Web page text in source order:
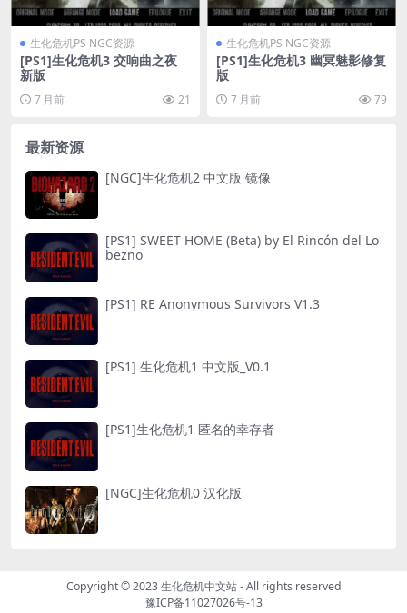
生化危机PS NGC资源
[PS1]生化危机3 交响曲之夜
新版
7 月前 21
生化危机PS NGC资源
[PS1]生化危机3 幽冥魅影修复
版
7 月前 79
最新资源
[NGC]生化危机2 中文版 镜像
[PS1] SWEET HOME (Beta) by El Rincón del Lo
bezno
[PS1] RE Anonymous Survivors V1.3
[PS1] 生化危机1 中文版_V0.1
[PS1]生化危机1 匿名的幸存者
[NGC]生化危机0 汉化版
Copyright © 2023生化危机中文站- All rights reserved
豫ICP备11027026号-13